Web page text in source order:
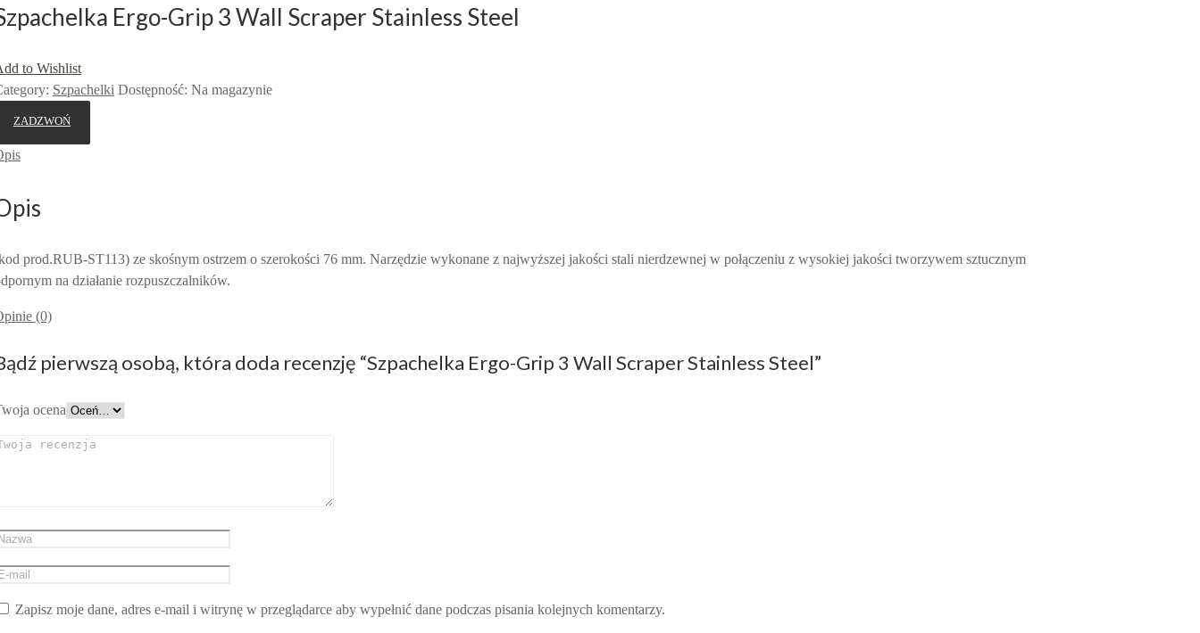
Ergo-Grip 3 Wall Scraper Stainless Steel
to Wishlist
Szpachelki Dostępność: Na magazynie
ZADZWOŃ
prod.RUB-ST113) ze skośnym ostrzem o szerokości 76 mm. Narzędzie wykonane z najwyższej jakości stali nierdzewnej w połączeniu z wysokiej jakości tworzywem sztucznym
na działanie rozpuszczalników.
(0)
pierwszą osobą, która doda recenzję “Szpachelka Ergo-Grip 3 Wall Scraper Stainless Steel”
ocena
Zapisz moje dane, adres e-mail i witrynę w przeglądarce aby wypełnić dane podczas pisania kolejnych komentarzy.